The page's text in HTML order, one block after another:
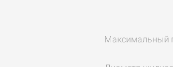
Максимальный